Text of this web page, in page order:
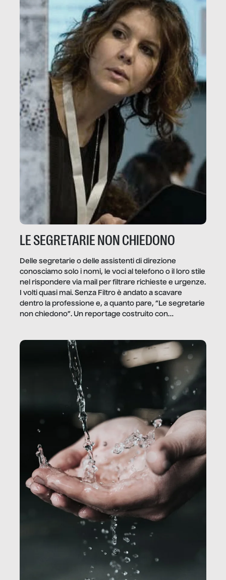
LE SEGRETARIE NON CHIEDONO
Delle segretarie o delle assistenti di direzione
conosciamo solo i nomi, le voci al telefono o il loro stile
nel rispondere via mail per filtrare richieste e urgenze.
I volti quasi mai. Senza Filtro è andato a scavare
dentro la professione e, a quanto pare, “Le segretarie
non chiedono”. Un reportage costruito con